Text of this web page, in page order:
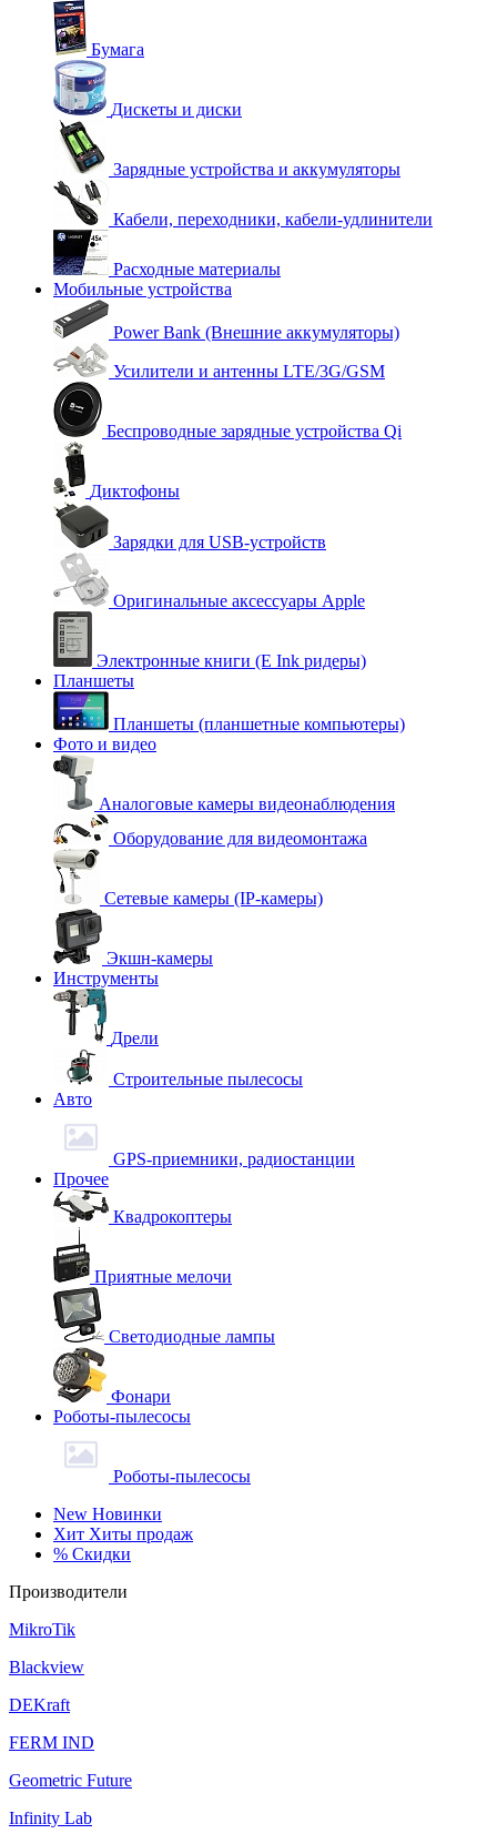
Бумага
Дискеты и диски
Зарядные устройства и аккумуляторы
Кабели, переходники, кабели-удлинители
Расходные материалы
Мобильные устройства
Power Bank (Внешние аккумуляторы)
Усилители и антенны LTE/3G/GSM
Беспроводные зарядные устройства Qi
Диктофоны
Зарядки для USB-устройств
Оригинальные аксессуары Apple
Электронные книги (E Ink ридеры)
Планшеты
Планшеты (планшетные компьютеры)
Фото и видео
Аналоговые камеры видеонаблюдения
Оборудование для видеомонтажа
Сетевые камеры (IP-камеры)
Экшн-камеры
Инструменты
Дрели
Строительные пылесосы
Авто
GPS-приемники, радиостанции
Прочее
Квадрокоптеры
Приятные мелочи
Светодиодные лампы
Фонари
Роботы-пылесосы
Роботы-пылесосы
New Новинки
Хит Хиты продаж
% Скидки
Производители
MikroTik
Blackview
DEKraft
FERM IND
Geometric Future
Infinity Lab